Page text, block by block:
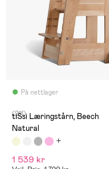
På nettlager
(211)
tiSsi Læringstårn, Beech
Natural
1 539 kr